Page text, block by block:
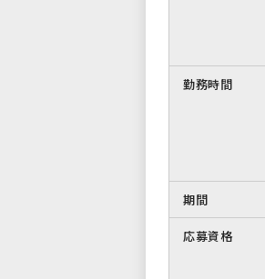
勤務時間
期間
応募資格